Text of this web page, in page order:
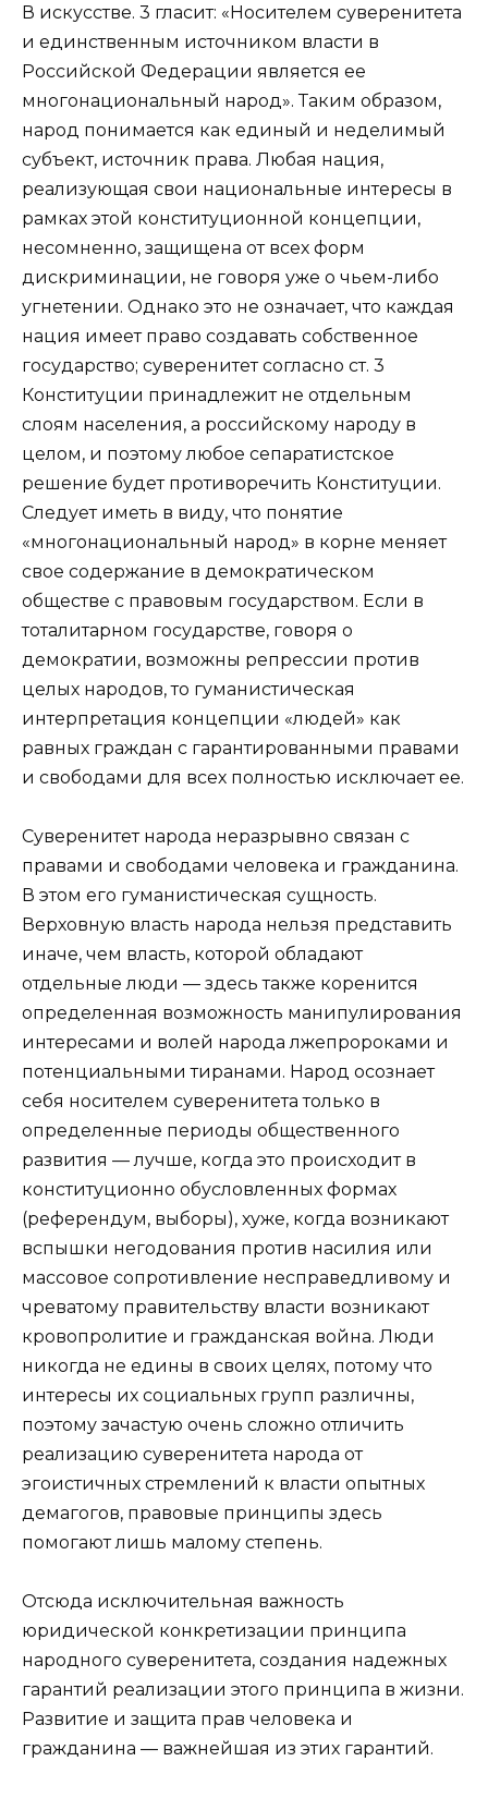
В искусстве. 3 гласит: «Носителем суверенитета
и единственным источником власти в
Российской Федерации является ее
многонациональный народ». Таким образом,
народ понимается как единый и неделимый
субъект, источник права. Любая нация,
реализующая свои национальные интересы в
рамках этой конституционной концепции,
несомненно, защищена от всех форм
дискриминации, не говоря уже о чьем-либо
угнетении. Однако это не означает, что каждая
нация имеет право создавать собственное
государство; суверенитет согласно ст. 3
Конституции принадлежит не отдельным
слоям населения, а российскому народу в
целом, и поэтому любое сепаратистское
решение будет противоречить Конституции.
Следует иметь в виду, что понятие
«многонациональный народ» в корне меняет
свое содержание в демократическом
обществе с правовым государством. Если в
тоталитарном государстве, говоря о
демократии, возможны репрессии против
целых народов, то гуманистическая
интерпретация концепции «людей» как
равных граждан с гарантированными правами
и свободами для всех полностью исключает ее.
Суверенитет народа неразрывно связан с
правами и свободами человека и гражданина.
В этом его гуманистическая сущность.
Верховную власть народа нельзя представить
иначе, чем власть, которой обладают
отдельные люди — здесь также коренится
определенная возможность манипулирования
интересами и волей народа лжепророками и
потенциальными тиранами. Народ осознает
себя носителем суверенитета только в
определенные периоды общественного
развития — лучше, когда это происходит в
конституционно обусловленных формах
(референдум, выборы), хуже, когда возникают
вспышки негодования против насилия или
массовое сопротивление несправедливому и
чреватому правительству власти возникают
кровопролитие и гражданская война. Люди
никогда не едины в своих целях, потому что
интересы их социальных групп различны,
поэтому зачастую очень сложно отличить
реализацию суверенитета народа от
эгоистичных стремлений к власти опытных
демагогов, правовые принципы здесь
помогают лишь малому степень.
Отсюда исключительная важность
юридической конкретизации принципа
народного суверенитета, создания надежных
гарантий реализации этого принципа в жизни.
Развитие и защита прав человека и
гражданина — важнейшая из этих гарантий.